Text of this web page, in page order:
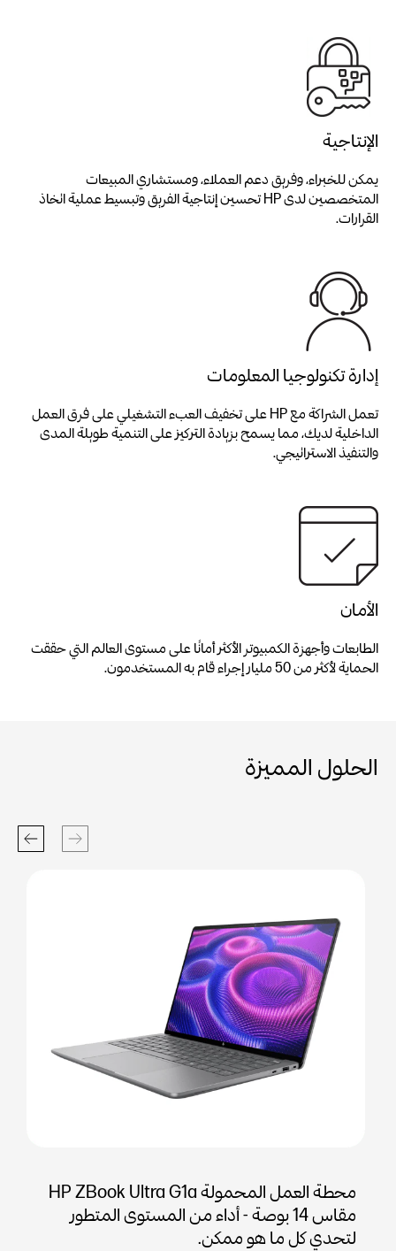
الإنتاجية
يمكن للخبراء، وفريق دعم العملاء، ومستشاري المبيعات
المتخصصين لدى HP تحسين إنتاجية الفريق وتبسيط عملية اتخاذ
القرارات.
إدارة تكنولوجيا المعلومات
تعمل الشراكة مع HP على تخفيف العبء التشغيلي على فرق العمل
الداخلية لديك، مما يسمح بزيادة التركيز على التنمية طويلة المدى
والتنفيذ الاستراتيجي.
الأمان
الطابعات وأجهزة الكمبيوتر الأكثر أمانًا على مستوى العالم التي حققت
الحماية لأكثر من 50 مليار إجراء قام به المستخدمون.
الحلول المميزة
محطة العمل المحمولة HP ZBook Ultra G1a
مقاس 14 بوصة - أداء من المستوى المتطور
لتحدي كل ما هو ممكن.